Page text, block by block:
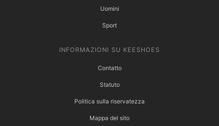
Uomini
Sport
INFORMAZIONI SU KEESHOES
Contatto
Statuto
Politica sulla riservatezza
Mappa del sito